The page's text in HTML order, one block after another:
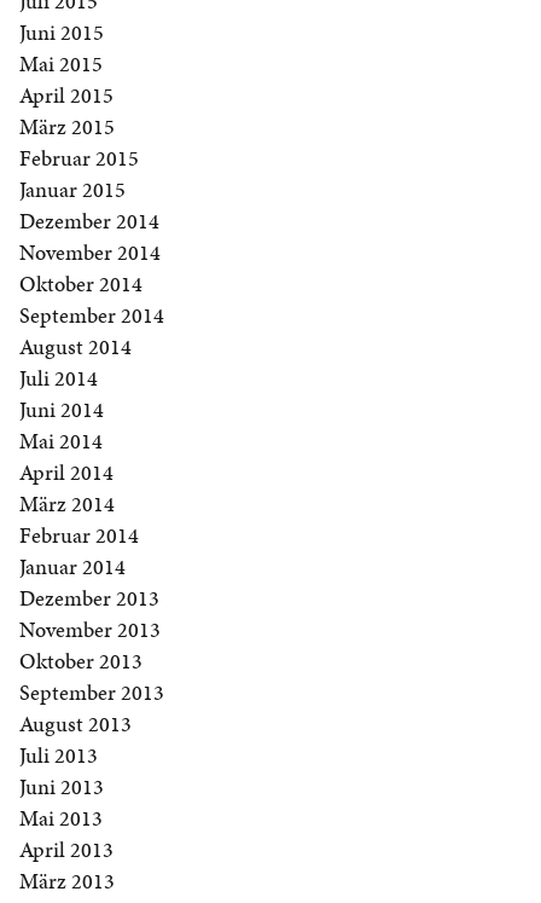
Juni 2015
Mai 2015
April 2015
März 2015
Februar 2015
Januar 2015
Dezember 2014
November 2014
Oktober 2014
September 2014
August 2014
Juli 2014
Juni 2014
Mai 2014
April 2014
März 2014
Februar 2014
Januar 2014
Dezember 2013
November 2013
Oktober 2013
September 2013
August 2013
Juli 2013
Juni 2013
Mai 2013
April 2013
März 2013